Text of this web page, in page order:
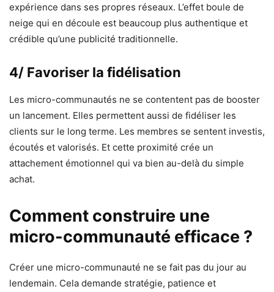
expérience dans ses propres réseaux. L’effet boule de
neige qui en découle est beaucoup plus authentique et
crédible qu’une publicité traditionnelle.
4/ Favoriser la fidélisation
Les micro-communautés ne se contentent pas de booster
un lancement. Elles permettent aussi de fidéliser les
clients sur le long terme. Les membres se sentent investis,
écoutés et valorisés. Et cette proximité crée un
attachement émotionnel qui va bien au-delà du simple
achat.
Comment construire une
micro-communauté efficace ?
Créer une micro-communauté ne se fait pas du jour au
lendemain. Cela demande stratégie, patience et